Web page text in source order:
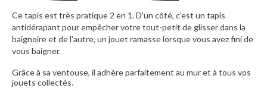
Ce tapis est très pratique 2 en 1. D'un côté, c'est un tapis
antidérapant pour empêcher votre tout-petit de glisser dans la
baignoire et de l'autre, un jouet ramasse lorsque vous avez fini de
vous baigner.
Grâce à sa ventouse, il adhère parfaitement au mur et à tous vos
jouets collectés.